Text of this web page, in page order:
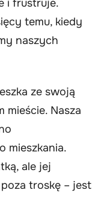
i frustruje.
temu, kiedy
naszych
ze swoją
mieście. Nasza
mieszkania.
ale jej
troskę – jest